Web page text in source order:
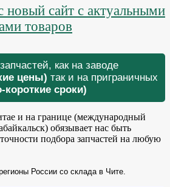
сайт с актуальными
товаров
как на заводе
цены) так и на приграничных
короткие сроки)
и на границе (международный
обязывает нас быть
подбора запчастей на любую
России со склада в Чите.